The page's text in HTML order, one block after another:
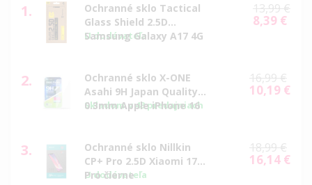
1.
Ochranné sklo Tactical
Glass Shield 2.5D
Samsung Galaxy A17 4G
U dodávateľa
13,99 €
Special
8,39 €
2.
Ochranné sklo X-ONE
Asahi 9H Japan Quality
0.3mm Apple iPhone 16
Skladom v 43 predajniach
16,99 €
Special
10,19 €
3.
Ochranné sklo Nillkin
CP+ Pro 2.5D Xiaomi 17T
Pro čierne
U dodávateľa
18,99 €
Special
16,14 €